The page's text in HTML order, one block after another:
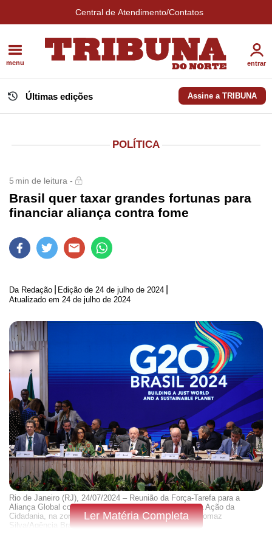
Central de Atendimento/Contatos
menu entrar
Últimas edições Assine a TRIBUNA
POLÍTICA
5 min de leitura -
Brasil quer taxar grandes fortunas para
financiar aliança contra fome
Da Redação Edição de 24 de julho de 2024
Atualizado em 24 de julho de 2024
Rio de Janeiro (RJ), 24/07/2024 – Reunião da Força-Tarefa para a
Aliança Global contra a Fome e a Pobreza, na Sede da Ação da
Cidadania, na zona portuária do Rio de Janeiro. Foto: Tomaz
Silva/Agência Brasil
Ler Matéria Completa